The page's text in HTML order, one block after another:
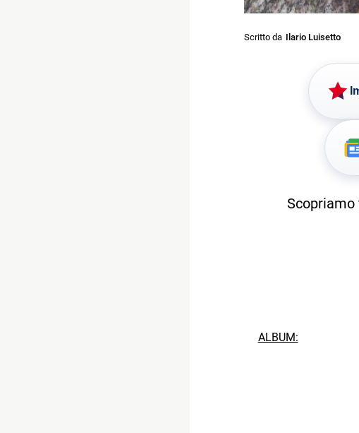
Scritto da Ilario Luisetto
ALBUM: